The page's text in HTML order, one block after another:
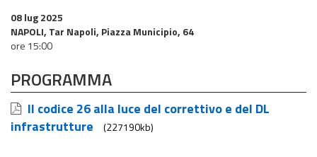
08 lug 2025
NAPOLI, Tar Napoli, Piazza Municipio, 64
ore 15:00
PROGRAMMA
Il codice 26 alla luce del correttivo e del DL
infrastrutture
(227190kb)